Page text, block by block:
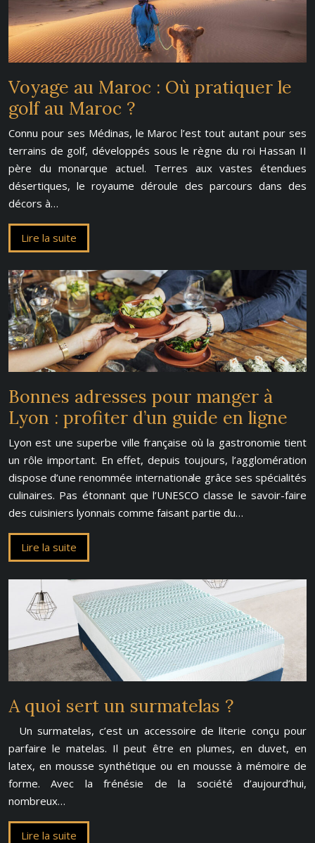
Voyage au Maroc : Où pratiquer le
golf au Maroc ?
Connu pour ses Médinas, le Maroc l’est tout autant pour ses
terrains de golf, développés sous le règne du roi Hassan II
père du monarque actuel. Terres aux vastes étendues
désertiques, le royaume déroule des parcours dans des
décors à…
Lire la suite
Bonnes adresses pour manger à
Lyon : profiter d’un guide en ligne
Lyon est une superbe ville française où la gastronomie tient
un rôle important. En effet, depuis toujours, l’agglomération
dispose d’une renommée internationale grâce ses spécialités
culinaires. Pas étonnant que l’UNESCO classe le savoir-faire
des cuisiniers lyonnais comme faisant partie du…
Lire la suite
A quoi sert un surmatelas ?
Un surmatelas, c’est un accessoire de literie conçu pour
parfaire le matelas. Il peut être en plumes, en duvet, en
latex, en mousse synthétique ou en mousse à mémoire de
forme. Avec la frénésie de la société d’aujourd’hui,
nombreux…
Lire la suite